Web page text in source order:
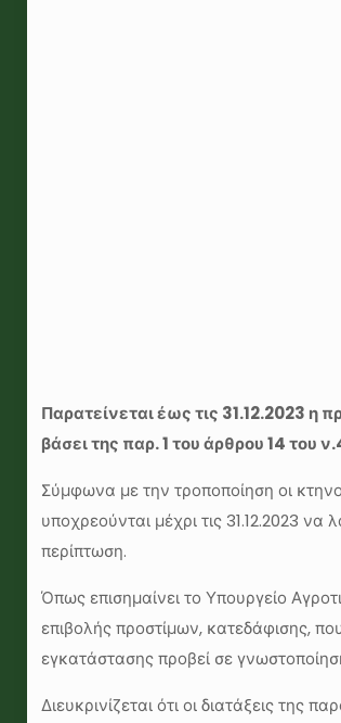
Παρατείνεται έως τις 31.12.2023 η
βάσει της παρ. 1 του άρθρου 14
Σύμφωνα με την τροποποίηση οι
υποχρεούνται μέχρι τις 31.12.2023
περίπτωση.
Όπως επισημαίνει το Υπουργείο
επιβολής προστίμων, κατεδάφισης,
εγκατάστασης προβεί σε
Διευκρινίζεται ότι οι διατάξεις της